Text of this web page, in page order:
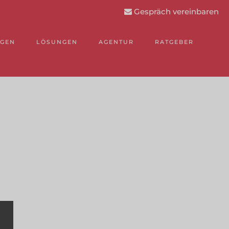
LÖSUNGEN AGENTUR RATGEBER
Gespräch vereinbaren